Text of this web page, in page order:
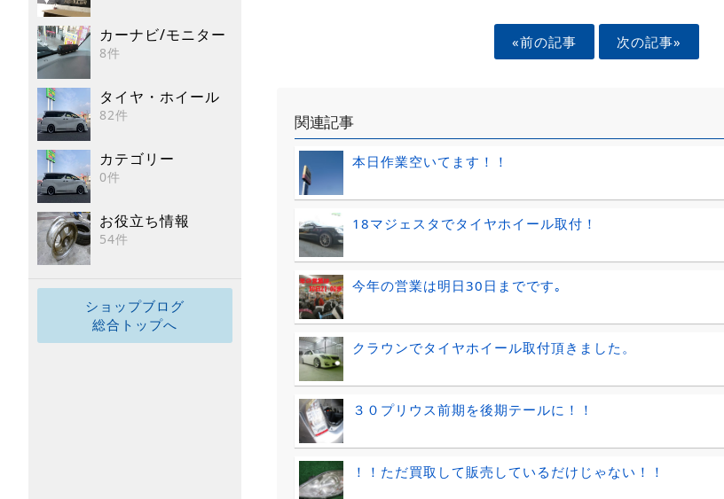
カーナビ/モニター
8件
タイヤ・ホイール
82件
カテゴリー
0件
お役立ち情報
54件
ショップブログ
総合トップへ
«前の記事 次の記事»
関連記事
本日作業空いてます！！
18マジェスタでタイヤホイール取付！
今年の営業は明日30日までです｡
クラウンでタイヤホイール取付頂きました。
３０プリウス前期を後期テールに！！
！！ただ買取して販売しているだけじゃない！！